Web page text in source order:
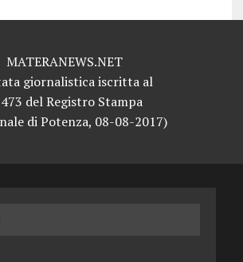
MATERANEWS.NET
giornalistica iscritta al
del Registro Stampa
di Potenza, 08-08-2017)